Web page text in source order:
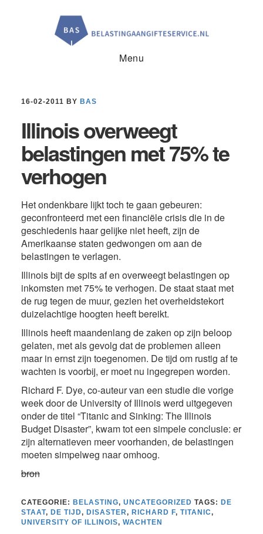
Menu
16-02-2011 BY BAS
Illinois overweegt
belastingen met 75% te
verhogen
Het ondenkbare lijkt toch te gaan gebeuren:
geconfronteerd met een financiële crisis die in de
geschiedenis haar gelijke niet heeft, zijn de
Amerikaanse staten gedwongen om aan de
belastingen te verlagen.
Illinois bijt de spits af en overweegt belastingen op
inkomsten met 75% te verhogen. De staat staat met
de rug tegen de muur, gezien het overheidstekort
duizelachtige hoogten heeft bereikt.
Illinois heeft maandenlang de zaken op zijn beloop
gelaten, met als gevolg dat de problemen alleen
maar in ernst zijn toegenomen. De tijd om rustig af te
wachten is voorbij, er moet nu ingegrepen worden.
Richard F. Dye, co-auteur van een studie die vorige
week door de University of Illinois werd uitgegeven
onder de titel “Titanic and Sinking: The Illinois
Budget Disaster”, kwam tot een simpele conclusie: er
zijn alternatieven meer voorhanden, de belastingen
moeten simpelweg naar omhoog.
bron
CATEGORIE: BELASTING, UNCATEGORIZED TAGS: DE
STAAT, DE TIJD, DISASTER, RICHARD F, TITANIC,
UNIVERSITY OF ILLINOIS, WACHTEN